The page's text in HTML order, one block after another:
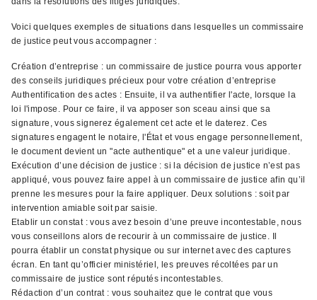
Voici quelques exemples de situations dans lesquelles un commissaire
de justice peut vous accompagner :
Création d’entreprise : un commissaire de justice pourra vous apporter
des conseils juridiques précieux pour votre création d’entreprise
Authentification des actes : Ensuite, il va authentifier l'acte, lorsque la
loi l'impose. Pour ce faire, il va apposer son sceau ainsi que sa
signature, vous signerez également cet acte et le daterez. Ces
signatures engagent le notaire, l'État et vous engage personnellement,
le document devient un "acte authentique" et a une valeur juridique.
Exécution d’une décision de justice : si la décision de justice n’est pas
appliqué, vous pouvez faire appel à un commissaire de justice afin qu’il
prenne les mesures pour la faire appliquer. Deux solutions : soit par
intervention amiable soit par saisie.
Etablir un constat : vous avez besoin d’une preuve incontestable, nous
vous conseillons alors de recourir à un commissaire de justice. Il
pourra établir un constat physique ou sur internet avec des captures
écran. En tant qu’officier ministériel, les preuves récoltées par un
commissaire de justice sont réputés incontestables.
Rédaction d’un contrat : vous souhaitez que le contrat que vous